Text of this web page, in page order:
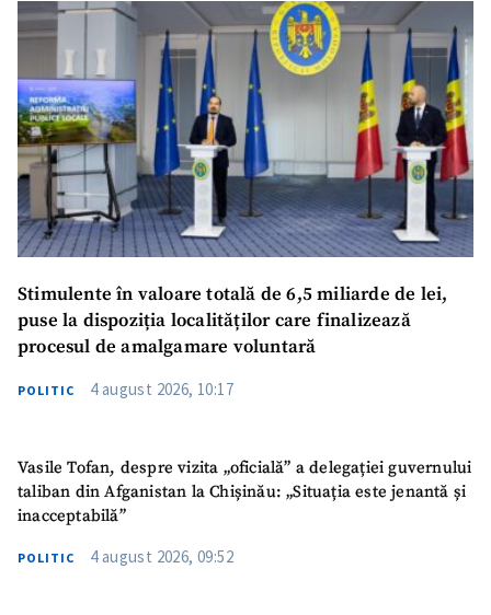
Stimulente în valoare totală de 6,5 miliarde de lei,
puse la dispoziția localităților care finalizează
procesul de amalgamare voluntară
POLITIC 4 august 2026, 10:17
Vasile Tofan, despre vizita „oficială” a delegației guvernului
taliban din Afganistan la Chișinău: „Situația este jenantă și
inacceptabilă”
POLITIC 4 august 2026, 09:52